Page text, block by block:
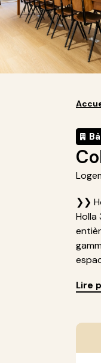
❯❯
Holla
Lire